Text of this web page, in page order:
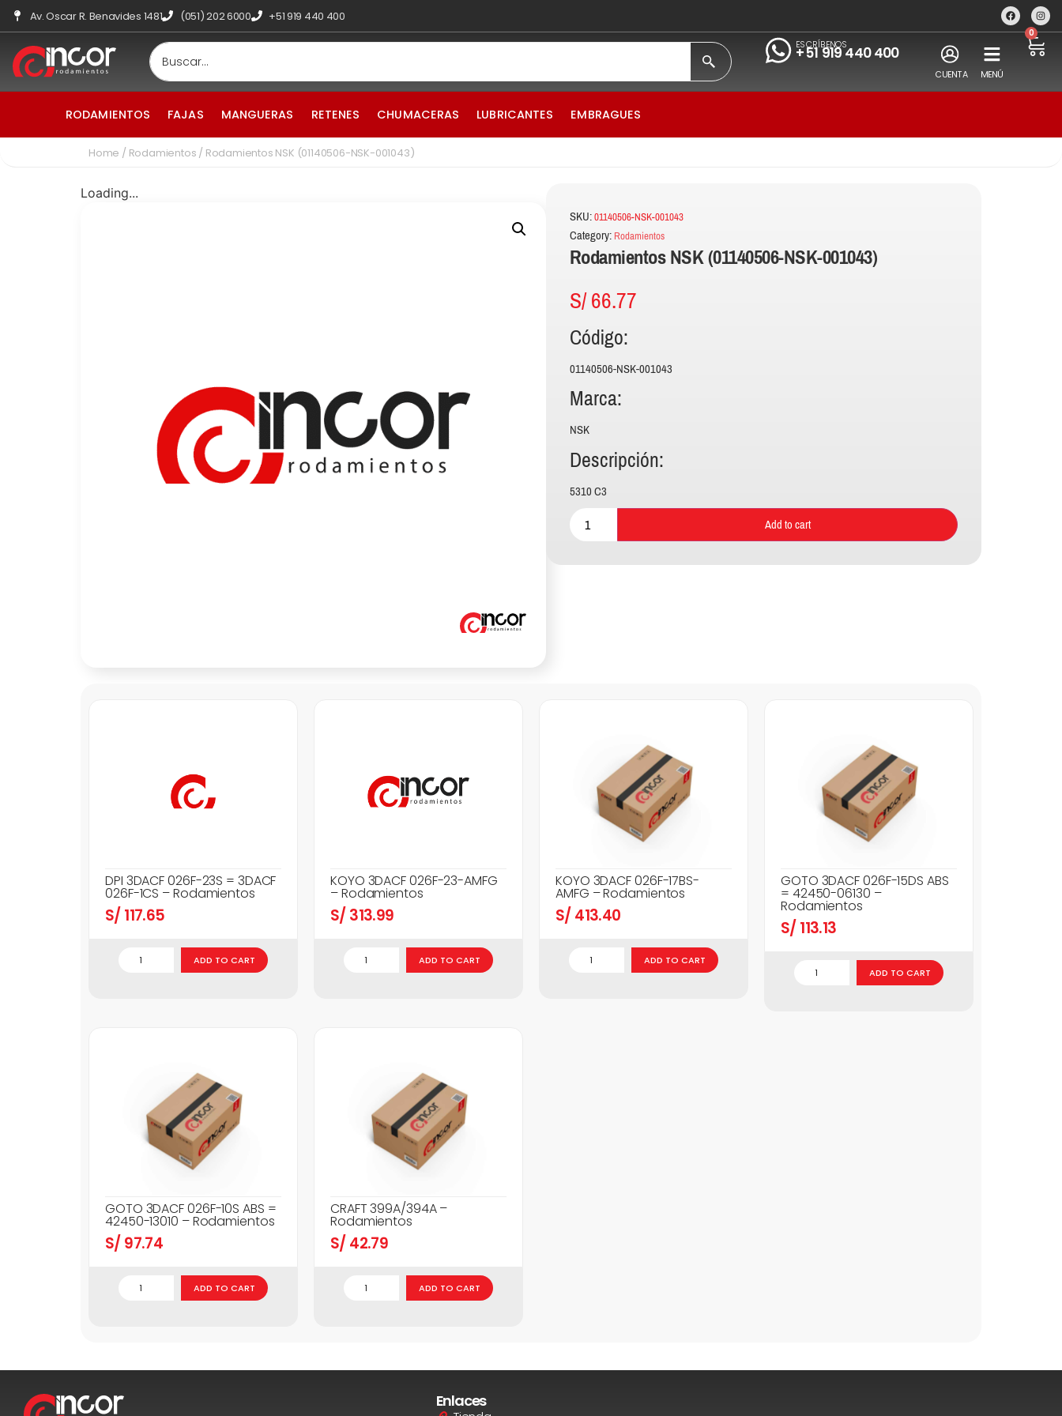
Av. Oscar R. Benavides 1481 (051) 202 6000 +51 919 440 400
ESCRÍBENOS
+51 919 440 400
CUENTA MENÚ
0
RODAMIENTOS FAJAS MANGUERAS RETENES CHUMACERAS LUBRICANTES EMBRAGUES
Home / Rodamientos / Rodamientos NSK (01140506-NSK-001043)
Loading...
SKU:01140506-NSK-001043
Category: Rodamientos
Rodamientos NSK (01140506-NSK-001043)
S/66.77
Código:
01140506-NSK-001043
Marca:
NSK
Descripción:
5310 C3
Add to cart
DPI 3DACF 026F-23S = 3DACF
026F-1CS – Rodamientos
S/ 117.65
ADD TO CART
KOYO 3DACF 026F-23-AMFG
– Rodamientos
S/ 313.99
ADD TO CART
KOYO 3DACF 026F-17BS-
AMFG – Rodamientos
S/ 413.40
ADD TO CART
GOTO 3DACF 026F-15DS ABS
= 42450-06130 –
Rodamientos
S/ 113.13
ADD TO CART
GOTO 3DACF 026F-10S ABS =
42450-13010 – Rodamientos
S/ 97.74
ADD TO CART
CRAFT 399A/394A –
Rodamientos
S/ 42.79
ADD TO CART
Enlaces